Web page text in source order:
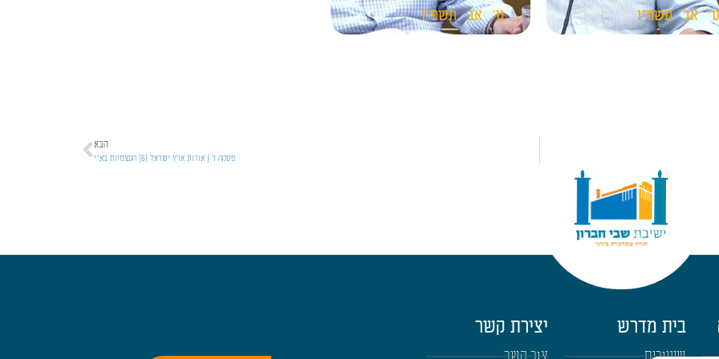
אב תשפ"ו ט' אב תשפ"ו
הבא
פסקה ד | אורות ארץ ישראל [6] העצמיות בא"י
בית מדרש יצירת קשר